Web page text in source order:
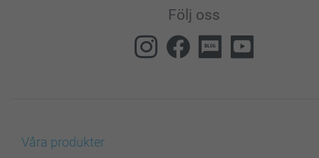
Följ oss
Våra produkter